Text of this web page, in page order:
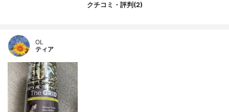
クチコミ・評判(2)
OL
ティア